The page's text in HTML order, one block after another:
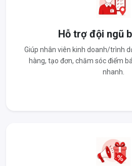
Hỗ trợ đội ngũ
Giúp nhân viên kinh doanh/trình
hàng, tạo đơn, chăm sóc điểm
nhanh.